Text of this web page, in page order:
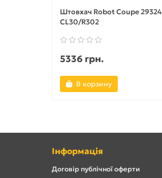
Штовхач Robot Coupe 29324
CL30/R302
5336 грн.
В корзину
Інформація
Договір публічної оферти